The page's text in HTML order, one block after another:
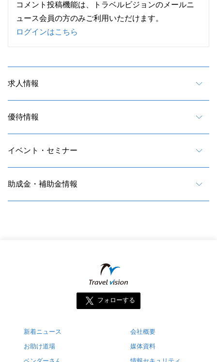
コメント投稿機能は、トラベルビジョンのメールニ
ュース会員の方のみご利用いただけます。
ログインはこちら
求人情報
優待情報
イベント・セミナー
助成金・補助金情報
フォローする
新着ニュース
お助け道場
会社概要
媒体資料